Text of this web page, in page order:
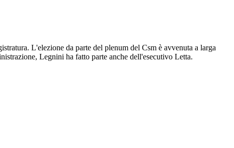
L'elezione da parte del plenum del Csm è avvenuta a larga
Legnini ha fatto parte anche dell'esecutivo Letta.